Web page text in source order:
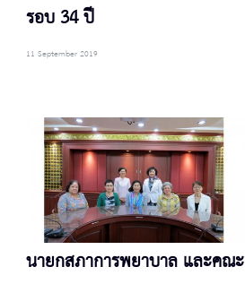
รอบ 34 ปี
11 September 2019
นายกสภาการพยาบาล และคณะ